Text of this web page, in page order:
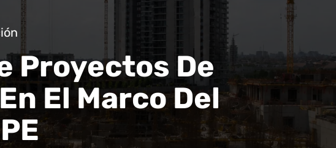
Proyectos De
El Marco Del